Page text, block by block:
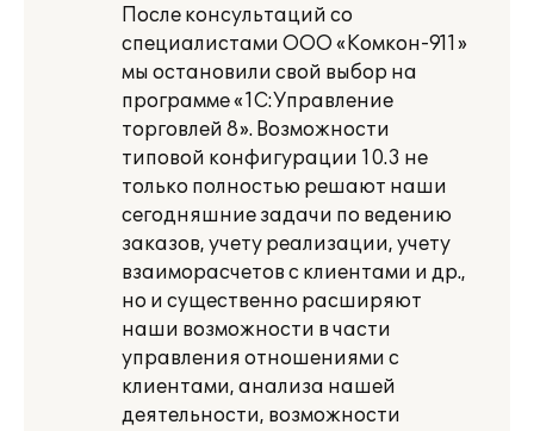
После консультаций со
специалистами ООО «Комкон-911»
мы остановили свой выбор на
программе «1С:Управление
торговлей 8». Возможности
типовой конфигурации 10.3 не
только полностью решают наши
сегодняшние задачи по ведению
заказов, учету реализации, учету
взаиморасчетов с клиентами и др.,
но и существенно расширяют
наши возможности в части
управления отношениями с
клиентами, анализа нашей
деятельности, возможности